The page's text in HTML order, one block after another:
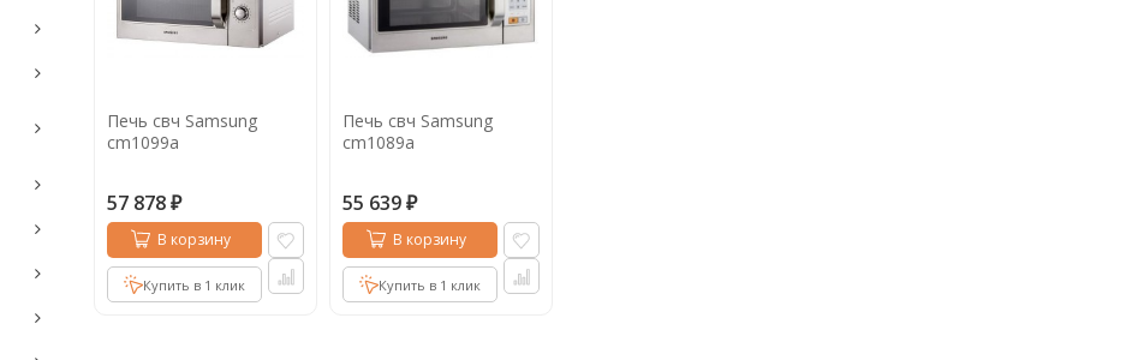
Кофе в дрип пакетах
Кофе для вендинга
Таблетки кофе (кофе в чалдах) Акция2
Печь свч Samsung
cm1099a
57 878 ₽
В корзину
Купить в 1 клик
Печь свч Samsung
cm1089a
55 639 ₽
В корзину
Купить в 1 клик